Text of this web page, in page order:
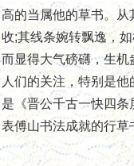
高的当属他的草书。
收;其线条婉转飘逸，
而显得大气磅礴，生机
人们的关注，特别是
是《晋公千古一快四
表傅山书法成就的行草